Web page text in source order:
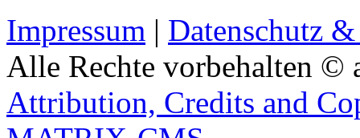
Impressum | Datenschutz
Alle Rechte vorbehalten ©
Attribution, Credits and